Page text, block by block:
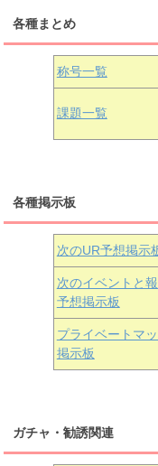
津島善子
黒澤ダイヤ
中須かすみ
朝香果林
各種まとめ
称号一覧
課題一覧
各種掲示板
次のUR予想掲示
次のイベントと
予想掲示板
プライベートマ
掲示板
ガチャ・勧誘関連